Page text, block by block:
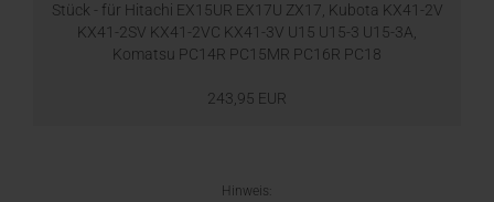
Stück - für Hitachi EX15UR EX17U ZX17, Kubota KX41-2V
KX41-2SV KX41-2VC KX41-3V U15 U15-3 U15-3A,
Komatsu PC14R PC15MR PC16R PC18
243,95 EUR
Hinweis: